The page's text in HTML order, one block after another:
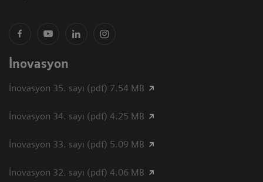
İnovasyon
İnovasyon 35. sayı (pdf) 7.54 MB
İnovasyon 34. sayı (pdf) 4.25 MB
İnovasyon 33. sayı (pdf) 5.09 MB
İnovasyon 32. sayı (pdf) 4.06 MB